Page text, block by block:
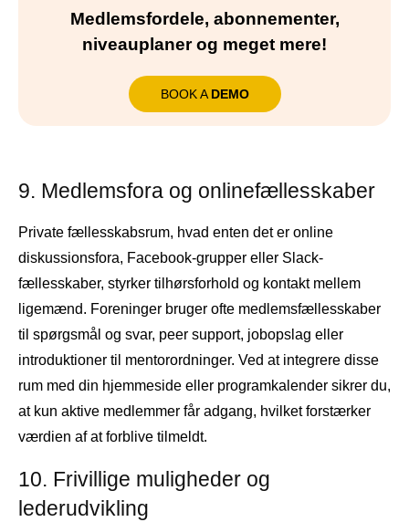
Medlemsfordele, abonnementer,
niveauplaner og meget mere!
BOOK A DEMO
9. Medlemsfora og onlinefællesskaber
Private fællesskabsrum, hvad enten det er online
diskussionsfora, Facebook-grupper eller Slack-
fællesskaber, styrker tilhørsforhold og kontakt mellem
ligemænd. Foreninger bruger ofte medlemsfællesskaber
til spørgsmål og svar, peer support, jobopslag eller
introduktioner til mentorordninger. Ved at integrere disse
rum med din hjemmeside eller programkalender sikrer du,
at kun aktive medlemmer får adgang, hvilket forstærker
værdien af ​​at forblive tilmeldt.
10. Frivillige muligheder og
lederudvikling